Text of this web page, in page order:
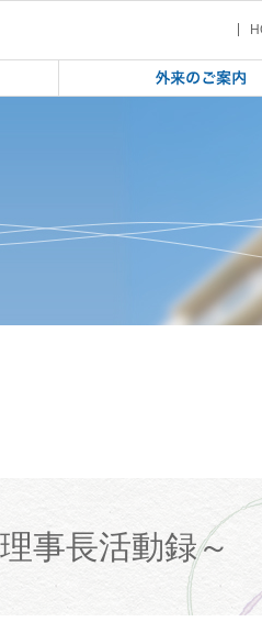
生 いのちの大切さを考える講演会
州市立水沢南
事長活動録～